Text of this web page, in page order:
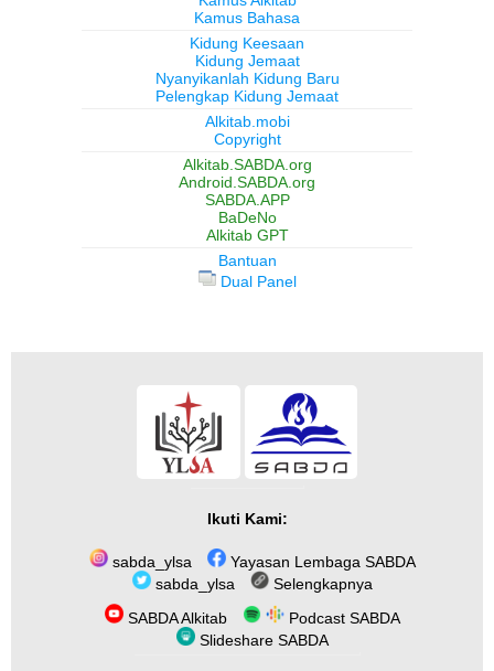
Kamus Bahasa
Kidung Keesaan
Kidung Jemaat
Nyanyikanlah Kidung Baru
Pelengkap Kidung Jemaat
Alkitab.mobi
Copyright
Alkitab.SABDA.org
Android.SABDA.org
SABDA.APP
BaDeNo
Alkitab GPT
Bantuan
Dual Panel
Ikuti Kami:
sabda_ylsa
Yayasan Lembaga SABDA
sabda_ylsa
Selengkapnya
SABDA Alkitab
Podcast SABDA
Slideshare SABDA